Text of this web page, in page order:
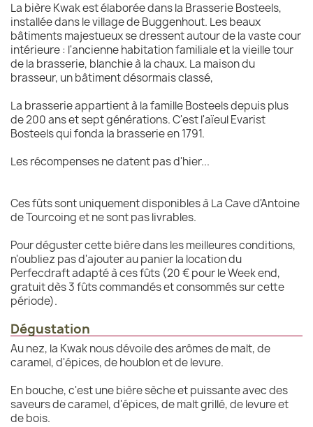
La bière Kwak est élaborée dans la Brasserie Bosteels,
installée dans le village de Buggenhout. Les beaux
bâtiments majestueux se dressent autour de la vaste cour
intérieure : l'ancienne habitation familiale et la vieille tour
de la brasserie, blanchie à la chaux. La maison du
brasseur, un bâtiment désormais classé,
La brasserie appartient à la famille Bosteels depuis plus
de 200 ans et sept générations. C'est l'aïeul Evarist
Bosteels qui fonda la brasserie en 1791.
Les récompenses ne datent pas d'hier...
Ces fûts sont uniquement disponibles à La Cave d'Antoine
de Tourcoing et ne sont pas livrables.
Pour déguster cette bière dans les meilleures conditions,
n'oubliez pas d'ajouter au panier la location du
Perfecdraft adapté à ces fûts (20 € pour le Week end,
gratuit dès 3 fûts commandés et consommés sur cette
période).
Dégustation
Au nez, la Kwak nous dévoile des arômes de malt, de
caramel, d'épices, de houblon et de levure.
En bouche, c'est une bière sèche et puissante avec des
saveurs de caramel, d'épices, de malt grillé, de levure et
de bois.